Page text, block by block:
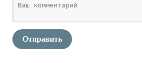
Отправить